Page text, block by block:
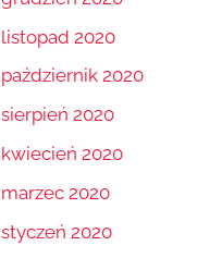
listopad 2020
październik 2020
sierpień 2020
kwiecień 2020
marzec 2020
styczeń 2020